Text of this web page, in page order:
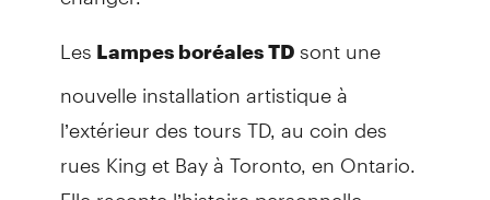
Les Lampes boréales TD sont une
nouvelle installation artistique à
l’extérieur des tours TD, au coin des
rues King et Bay à Toronto, en Ontario.
Elle raconte l’histoire personnelle